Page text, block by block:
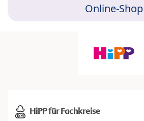
Online-Shop
HiPP für Fachkreise